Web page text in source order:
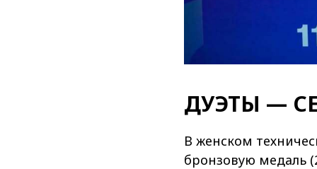
ДУЭТЫ —
В женском
бронзовую медаль